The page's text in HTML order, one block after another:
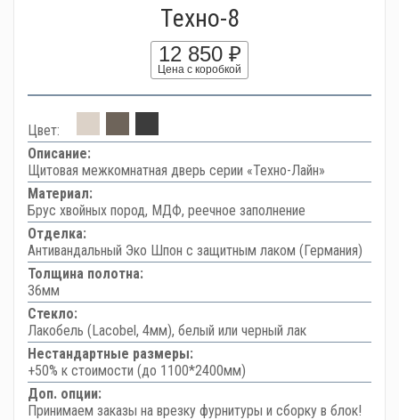
Tехно-8
12 850 ₽
Цена с коробкой
Цвет:
Описание:
Щитовая межкомнатная дверь серии «Техно-Лайн»
Материал:
Брус хвойных пород, МДФ, реечное заполнение
Отделка:
Антивандальный Эко Шпон с защитным лаком (Германия)
Толщина полотна:
36мм
Стекло:
Лакобель (Lacobel, 4мм), белый или черный лак
Нестандартные размеры:
+50% к стоимости (до 1100*2400мм)
Доп. опции:
Принимаем заказы на врезку фурнитуры и сборку в блок!